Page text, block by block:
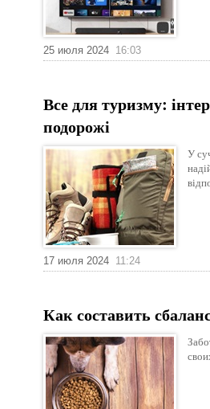
25 июля 2024 16:03
Все для туризму:
подорожі
У
17 июля 2024 11:24
Как составить